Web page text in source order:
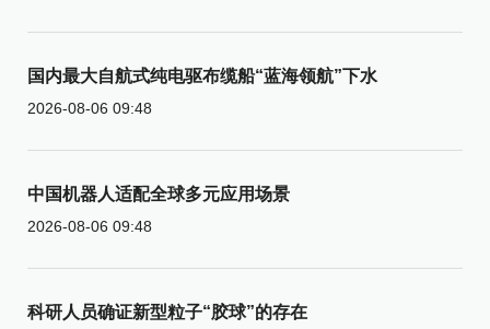
国内最大自航式纯电驱布缆船“蓝海领航”下水
2026-08-06 09:48
中国机器人适配全球多元应用场景
2026-08-06 09:48
科研人员确证新型粒子“胶球”的存在